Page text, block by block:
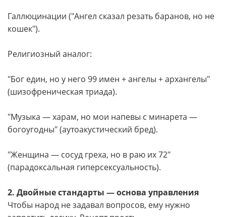
Галлюцинации ("Ангел сказал резать баранов, но не
кошек").
Религиозный аналог:
"Бог един, но у него 99 имен + ангелы + архангелы"
(шизофреническая триада).
"Музыка — харам, но мои напевы с минарета —
богоугодны" (аутоакустический бред).
"Женщина — сосуд греха, но в раю их 72"
(парадоксальная гиперсексуальность).
2. Двойные стандарты — основа управления
Чтобы народ не задавал вопросов, ему нужно